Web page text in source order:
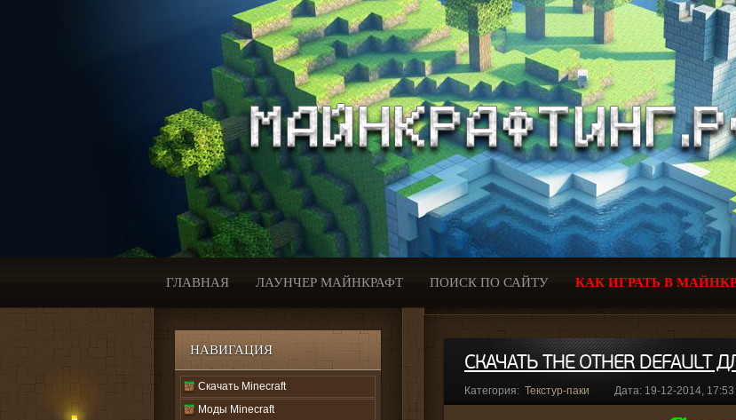
ГЛАВНАЯ ЛАУНЧЕР МАЙНКРАФТ ПОИСК ПО САЙТУ КАК ИГРАТЬ В
НАВИГАЦИЯ
Скачать Minecraft
Моды Minecraft
СКАЧАТЬ THE OTHER DEFAULT
Категория: Текстур-паки Дата: 19-12-2014, 17:53